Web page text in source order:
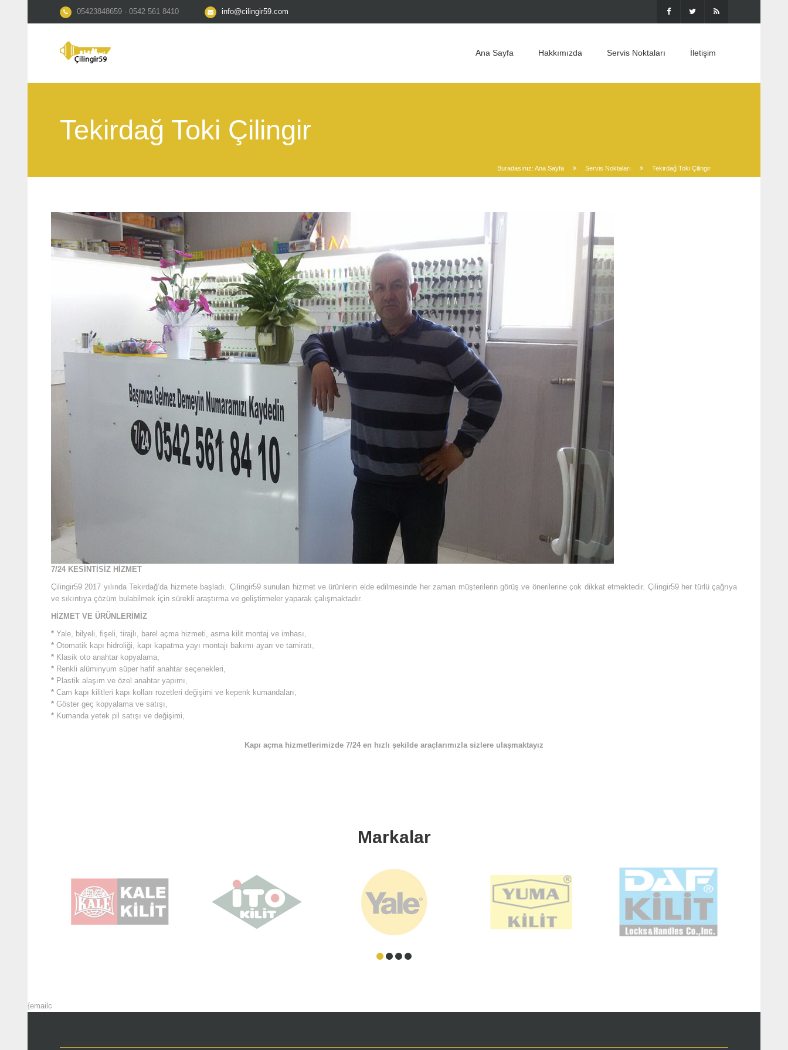
05423848659 - 0542 561 8410 info@cilingir59.com
Ana Sayfa Hakkımızda Servis Noktaları İletişim
Tekirdağ Toki Çilingir
Buradasınız: Ana Sayfa Servis Noktaları Tekirdağ Toki Çilingir
7/24 KESİNTİSİZ HİZMET
Çilingir59 2017 yılında Tekirdağ’da hizmete başladı. Çilingir59 sunulan hizmet ve ürünlerin elde edilmesinde her zaman müşterilerin görüş ve önerilerine çok dikkat etmektedir. Çilingir59 her türlü çağrıya
ve sıkıntıya çözüm bulabilmek için sürekli araştırma ve geliştirmeler yaparak çalışmaktadır.
HİZMET VE ÜRÜNLERİMİZ
* Yale, bilyeli, fişeli, tirajlı, barel açma hizmeti, asma kilit montaj ve imhası,
* Otomatik kapı hidroliği, kapı kapatma yayı montajı bakımı ayarı ve tamiratı,
* Klasik oto anahtar kopyalama,
* Renkli alüminyum süper hafif anahtar seçenekleri,
* Plastik alaşım ve özel anahtar yapımı,
* Cam kapı kilitleri kapı kolları rozetleri değişimi ve kepenk kumandaları,
* Göster geç kopyalama ve satışı,
* Kumanda yetek pil satışı ve değişimi,
Kapı açma hizmetlerimizde 7/24 en hızlı şekilde araçlarımızla sizlere ulaşmaktayız
Markalar
{emailc